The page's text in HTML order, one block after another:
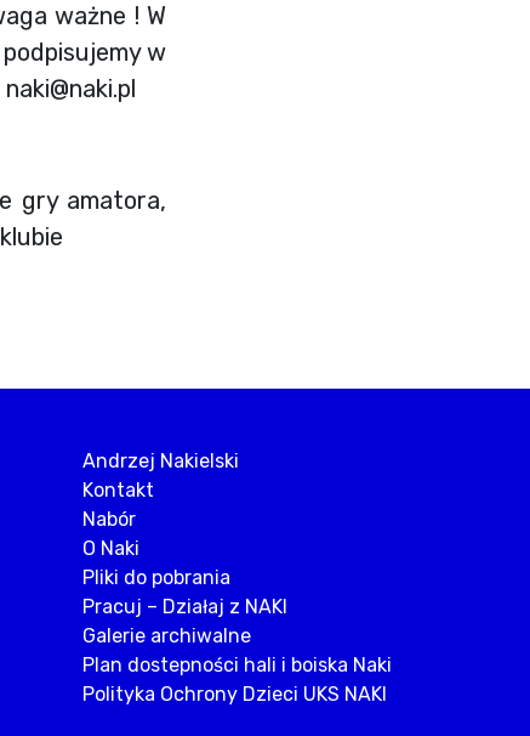
ważne ! W
w
naki@naki.pl
gry amatora,
Andrzej Nakielski
Kontakt
Nabór
O Naki
Pliki do pobrania
Pracuj – Działaj z NAKI
Galerie archiwalne
Plan dostepności hali i boiska Naki
Polityka Ochrony Dzieci UKS NAKI